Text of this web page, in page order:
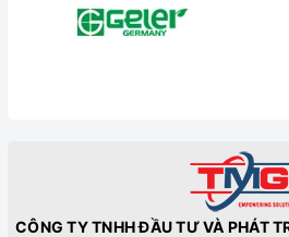
CÔNG TY TNHH ĐẦU TƯ VÀ PHÁT